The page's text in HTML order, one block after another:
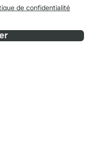
de confidentialité